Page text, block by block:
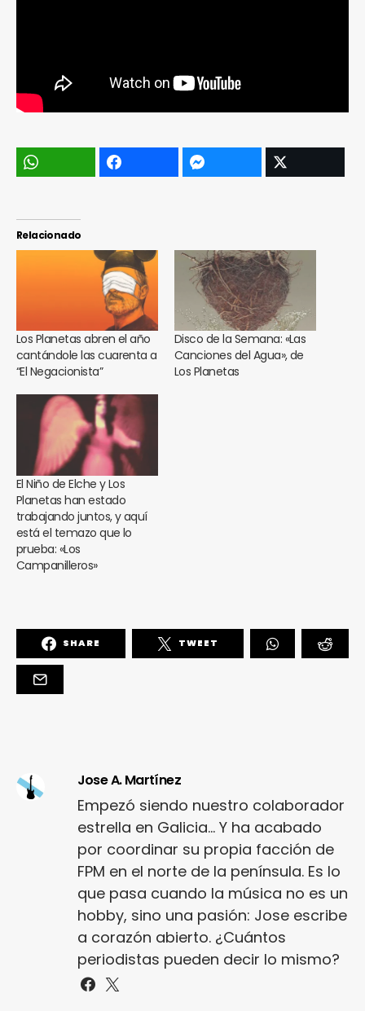
Relacionado
Los Planetas abren el año
cantándole las cuarenta a
“El Negacionista”
Disco de la Semana: «Las
Canciones del Agua», de
Los Planetas
El Niño de Elche y Los
Planetas han estado
trabajando juntos, y aquí
está el temazo que lo
prueba: «Los
Campanilleros»
SHARE TWEET
Jose A. Martínez
Empezó siendo nuestro colaborador
estrella en Galicia... Y ha acabado
por coordinar su propia facción de
FPM en el norte de la península. Es lo
que pasa cuando la música no es un
hobby, sino una pasión: Jose escribe
a corazón abierto. ¿Cuántos
periodistas pueden decir lo mismo?